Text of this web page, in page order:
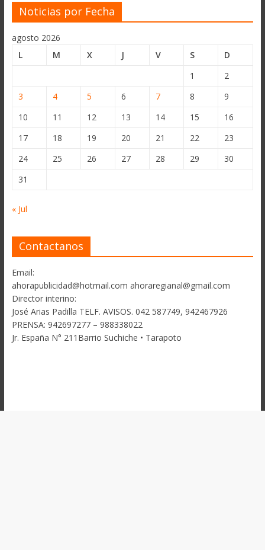
Noticias por Fecha
agosto 2026
L
M X J V S
D
1
2
3
4 5 6 7 8
9
10
11 12 13 14 15
16
17
18 19 20 21 22
23
24
25 26 27 28 29
30
31
« Jul
Contactanos
Email:
ahorapublicidad@hotmail.com ahoraregianal@gmail.com
Director interino:
José Arias Padilla TELF. AVISOS. 042 587749, 942467926
PRENSA: 942697277 – 988338022
Jr. España N° 211Barrio Suchiche • Tarapoto